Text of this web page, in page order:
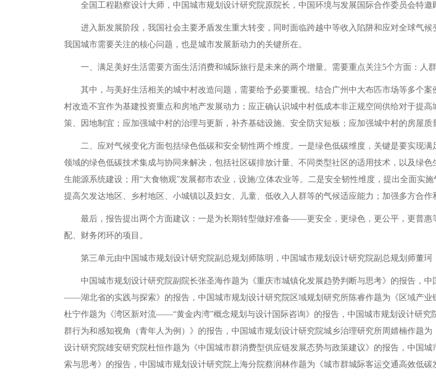
全国工程勘察设计大师，中国城市规划设计研究院原院长，中国环境与发展国际合作委员会特邀
进入新发展阶段，我国社会主要矛盾发生重大转变，同时面临跨越中等收入陷阱和应对全球气候
我国城市需要关注的核心问题，也是城市发展新动力的关键所在。
一、满足美好生活需要方面生活消费和城际旅行是未来的两个增量。需要重点关注5个方面：人
其中，与美好生活相关的城中村改造问题，需要给予必要重视。结合广州中大布匹市场等多个案
村改造不宜作为基建投资重点和房地产发展动力；应正确认识城中村低成本非正规空间供给对于提
策、因地制宜；应加强城中村的治理与更新，补齐基础设施、安全防灾短板；应加强城中村的房屋
二、应对气候变化方面包括绿色低碳和安全韧性两个维度。一是绿色低碳维度，关键是要实现满
领域的绿色低碳技术集成与协同来解决，包括社区碳排放计量、不同类型社区的适用技术，以及绿
生能源系统建设；用“大食物观”发展都市农业，设施/立体农业等。二是安全韧性维度，提出全面实
提高欠发达地区、乡村地区、小城镇以及妇女、儿童、低收入人群等的气候适应能力；加强多方合作
最后，报告提出两个方面建议：一是为长期转型做好准备——更安全，更绿色，更公平，更普惠
配、财务闭环的项目。
第三单元由中国城市规划设计研究院副总规划师陈明，中国城市规划设计研究院副总规划师董珂
中国城市规划设计研究院副院长张圣海作题为《重庆市城镇化发展趋势判断与思考》的报告，中
——湖北省的实践与探索》的报告，中国城市规划设计研究院区域规划研究所陈睿作题为《区域产
杜宁作题为《湾区新对流——“黄金内湾”概念规划与设计国际咨询》的报告，中国城市规划设计研
群行为和感知视角（青年人为例）》的报告，中国城市规划设计研究院城乡治理研究所周婧楠作题
设计研究院雄安研究院杜恒作题为《中国城市群消费型供应链发展态势与政策建议》的报告，中国
索与思考》的报告，中国城市规划设计研究院上海分院蔡润林作题为《城市群城际客运交通高效低碳